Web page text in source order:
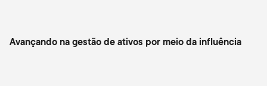
Avançando na gestão de ativos por meio da influência